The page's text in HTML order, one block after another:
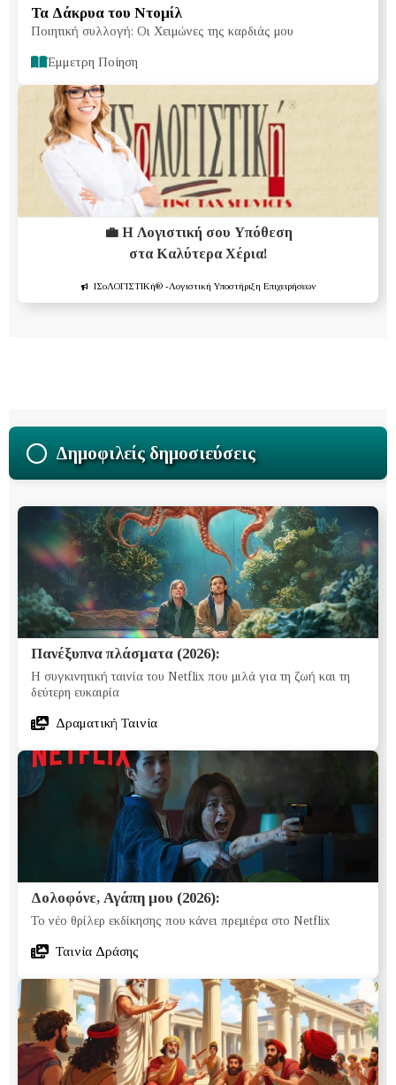
Τα Δάκρυα του Ντομίλ
Ποιητική συλλογή: Οι Χειμώνες της καρδιάς μου
Έμμετρη Ποίηση
💼 Η Λογιστική σου Υπόθεση
στα Καλύτερα Χέρια!
ΙΣοΛΟΓΙΣΤΙΚή®-Λογιστική Υποστήριξη Επιχειρήσεων
Δημοφιλείς δημοσιεύσεις
Πανέξυπνα πλάσματα (2026):
Η συγκινητική ταινία του Netflix που μιλά για τη ζωή και τη
δεύτερη ευκαιρία
Δραματική Ταινία
Δολοφόνε, Αγάπη μου (2026):
Το νέο θρίλερ εκδίκησης που κάνει πρεμιέρα στο Netflix
Ταινία Δράσης